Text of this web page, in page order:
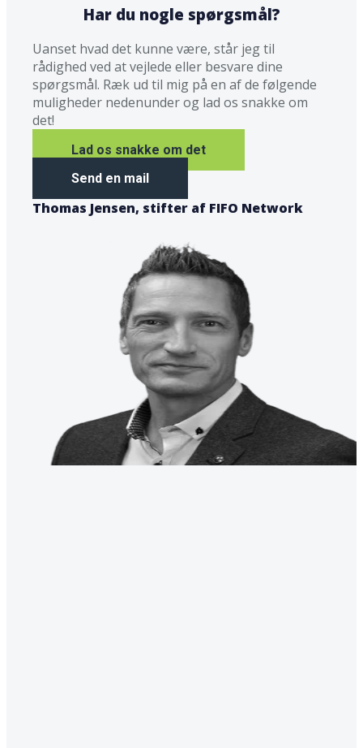
Har du nogle spørgsmål?
Uanset hvad det kunne være, står jeg til
rådighed ved at vejlede eller besvare dine
spørgsmål. Ræk ud til mig på en af de følgende
muligheder nedenunder og lad os snakke om
det!
Lad os snakke om det
Send en mail
Thomas Jensen, stifter af FIFO Network